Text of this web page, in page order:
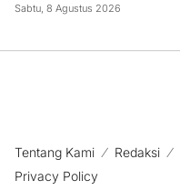
Sabtu, 8 Agustus 2026
Tentang Kami Redaksi
Privacy Policy